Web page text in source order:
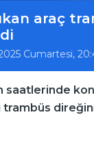
araç
Cumartesi,
saatlerinde
trambüs